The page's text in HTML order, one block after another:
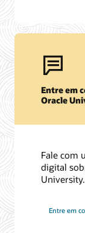
Entre em
Oracle
Fale com
digital
University.
Entre em